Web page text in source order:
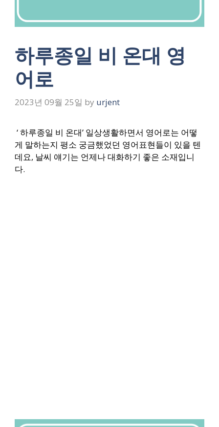
하루종일 비 온대 영
어로
2023년 09월 25일 by urjent
‘ 하루종일 비 온대’ 일상생활하면서 영어로는 어떻
게 말하는지 평소 궁금했었던 영어표현들이 있을 텐
데요, 날씨 얘기는 언제나 대화하기 좋은 소재입니
다.